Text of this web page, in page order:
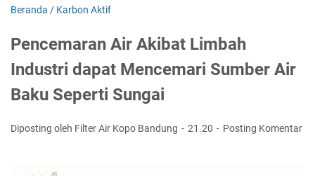
Beranda / Karbon Aktif
Pencemaran Air Akibat Limbah
Industri dapat Mencemari Sumber Air
Baku Seperti Sungai
Diposting oleh Filter Air Kopo Bandung 21.20 Posting Komentar